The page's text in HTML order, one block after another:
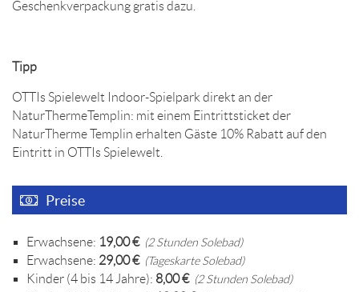
Geschenkverpackung gratis dazu.
Tipp
OTTIs Spielewelt Indoor-Spielpark direkt an der
NaturThermeTemplin: mit einem Eintrittsticket der
NaturTherme Templin erhalten Gäste 10% Rabatt auf den
Eintritt in OTTIs Spielewelt.
Preise
Erwachsene: 19,00 €(2 Stunden Solebad)
Erwachsene: 29,00 €(Tageskarte Solebad)
Kinder (4 bis 14 Jahre): 8,00 €(2 Stunden Solebad)